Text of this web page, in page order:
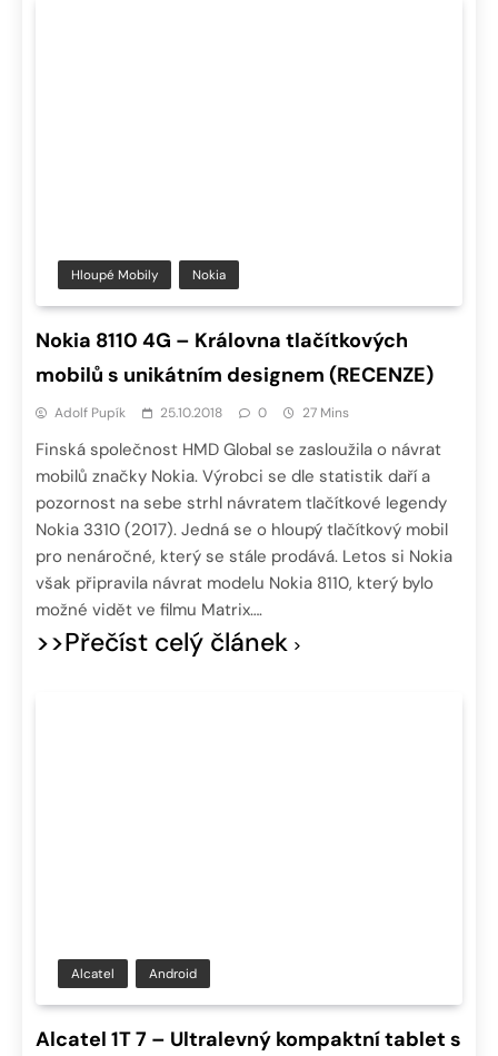
Hloupé Mobily Nokia
Nokia 8110 4G – Královna tlačítkových
mobilů s unikátním designem (RECENZE)
Adolf Pupík 25.10.2018 0 27 Mins
Finská společnost HMD Global se zasloužila o návrat
mobilů značky Nokia. Výrobci se dle statistik daří a
pozornost na sebe strhl návratem tlačítkové legendy
Nokia 3310 (2017). Jedná se o hloupý tlačítkový mobil
pro nenáročné, který se stále prodává. Letos si Nokia
však připravila návrat modelu Nokia 8110, který bylo
možné vidět ve filmu Matrix….
>>Přečíst celý článek
Alcatel Android
Alcatel 1T 7 – Ultralevný kompaktní tablet s